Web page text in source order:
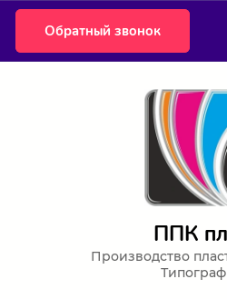
Обратный звонок
ППК
Производство